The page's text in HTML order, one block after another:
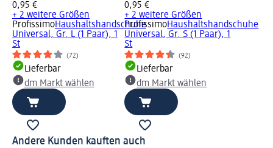
0,95 €
+ 2 weitere Größen
ProfissimoHaushaltshandschuhe
Universal, Gr. L (1 Paar), 1
St
(72)
Lieferbar
dm Markt wählen
0,95 €
+ 2 weitere Größen
ProfissimoHaushaltshandschuhe
Universal, Gr. S (1 Paar), 1
St
(92)
Lieferbar
dm Markt wählen
Andere Kunden kauften auch